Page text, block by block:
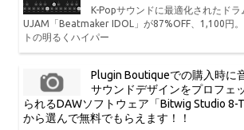
K-Popサウンドに最適化されたドラ
UJAM「Beatmaker IDOL」が87%OFF、1,100円
トの明るくハイパー
Plugin Boutiqueでの購入時に
サウンドデザインをプロフェ
られるDAWソフトウェア「Bitwig Studio 8-
から選んで無料でもらえます！！